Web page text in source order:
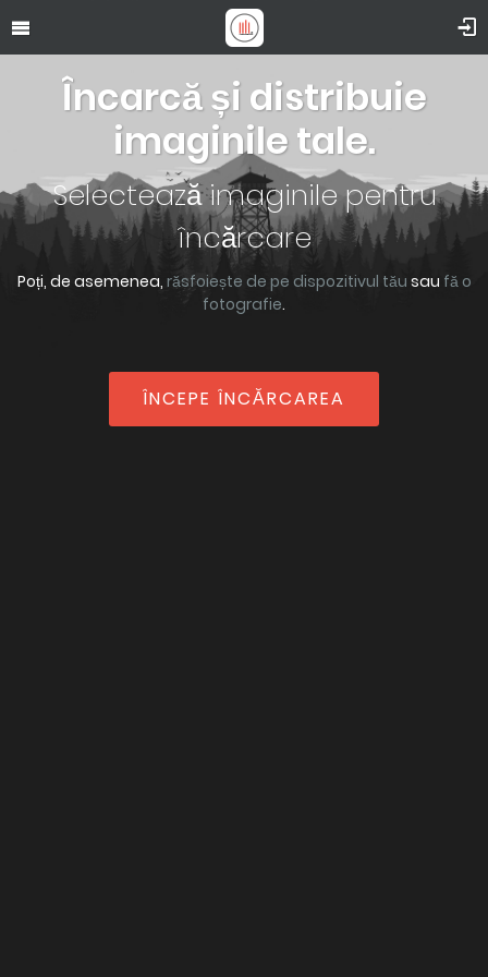
Încarcă și distribuie
imaginile tale.
Selectează imaginile pentru
încărcare
Poți, de asemenea, răsfoiește de pe dispozitivul tău sau fă o
fotografie.
ÎNCEPE ÎNCĂRCAREA